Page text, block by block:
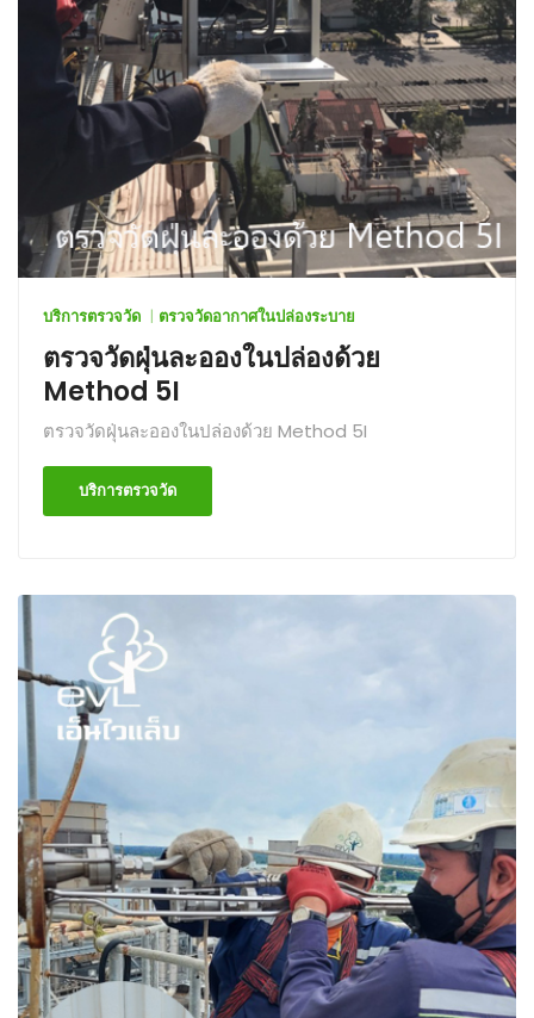
บริการตรวจวัด ตรวจวัดอากาศในปล่องระบาย
ตรวจวัดฝุ่นละอองในปล่องด้วย
Method 5I
ตรวจวัดฝุ่นละอองในปล่องด้วย Method 5I
บริการตรวจวัด